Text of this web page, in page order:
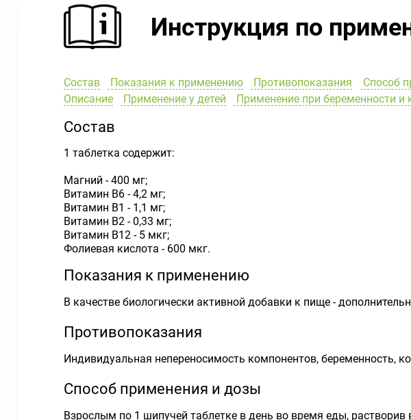
Инструкция по
Состав Показания к применению Противопоказания Способ
Описание
Применение у детей Применение при беременности
Состав
1 таблетка содержит:
Магний - 400 мг;
Витамин В6 - 4,2 мг;
Витамин В1 - 1,1 мг;
Витамин В2 - 0,33 мг;
Витамин В12 - 5 мкг;
Фолиевая кислота - 600 мкг.
Показания к применению
В качестве биологически активной добавки к пище -
Противопоказания
Индивидуальная непереносимость компонентов, беременность,
Способ применения и дозы
Взрослым по 1 шипучей таблетке в день во время еды,